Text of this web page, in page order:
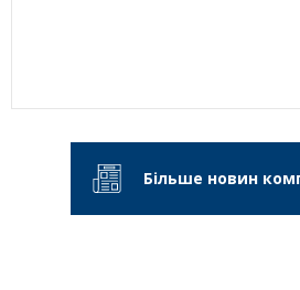
Більше новин